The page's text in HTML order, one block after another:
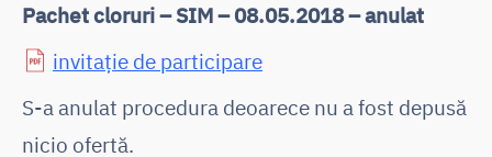
Pachet cloruri – SIM – 08.05.2018 – anulat
invitaţie de participare
S-a anulat procedura deoarece nu a fost depusă
nicio ofertă.